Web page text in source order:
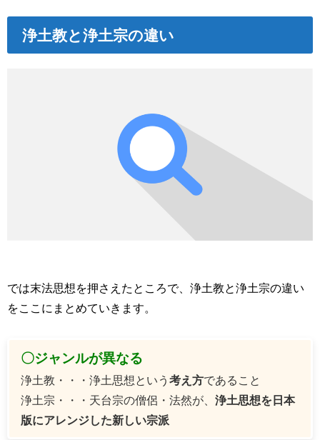
浄土教と浄土宗の違い
では末法思想を押さえたところで、浄土教と浄土宗の違い
をここにまとめていきます。
〇ジャンルが異なる
浄土教・・・浄土思想という 考え方であること
浄土宗・・・天台宗の僧侶・法然が、 浄土思想を日本
版にアレンジした新しい宗派